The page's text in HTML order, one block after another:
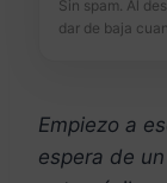
Sin spam. Al
dar de baja
Empiezo a
espera de